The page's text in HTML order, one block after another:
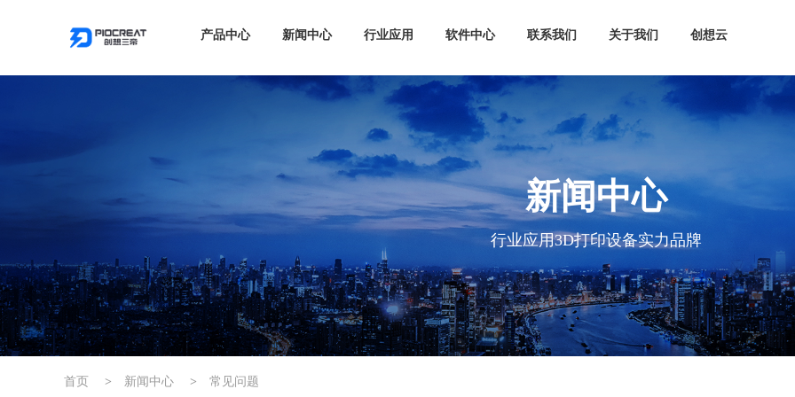
产品中心 新闻中心 行业应用 软件中心 联系我们 关于我们 创想云
新闻中心
行业应用3D打印设备实力品牌
首页 > 新闻中心 > 常见问题